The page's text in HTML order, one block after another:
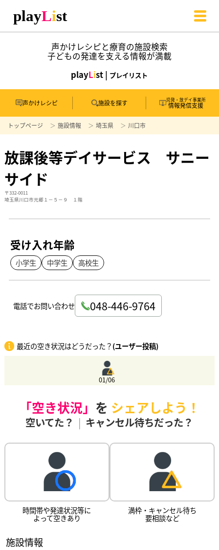
声かけレシピと療育の施設検索
子どもの発達を支える情報が満載
playList | プレイリスト
声かけレシピ 施設を探す 児発・放デイ事業所
情報発信支援
トップページ 施設情報 埼玉県 川口市
放課後等デイサービス サニー
サイド
〒332-0011
埼玉県川口市元郷１－５－９ １階
受け入れ年齢
小学生 中学生 高校生
電話でお問い合わせ 048-446-9764
最近の空き状況はどうだった？(ユーザー投稿)
01/06
「空き状況」 を シェアしよう！
空いてた？ | キャンセル待ちだった？
時間帯や発達状況等に
よって空きあり
満枠・キャンセル待ち
要相談など
施設情報